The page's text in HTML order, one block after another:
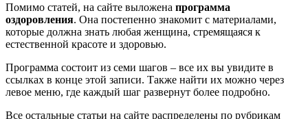
Помимо статей, на сайте выложена программа
оздоровления. Она постепенно знакомит с материалами,
которые должна знать любая женщина, стремящаяся к
естественной красоте и здоровью.
Программа состоит из семи шагов – все их вы увидите в
ссылках в конце этой записи. Также найти их можно через
левое меню, где каждый шаг развернут более подробно.
Все остальные статьи на сайте распределены по рубрикам